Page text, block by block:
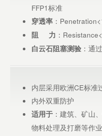
FFP1标准
穿透率 ：
阻 力 ：
白云石阻塞测验 ：通过
内层采用欧洲CE标准
内外双重防护
适用于 ：建筑、矿山
物料处理及打磨等作